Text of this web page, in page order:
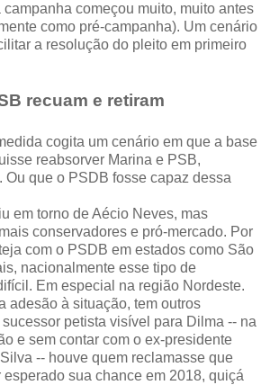
começou muito, muito antes
como pré-campanha). Um cenário
a resolução do pleito em primeiro
recuam e retiram
cogita um cenário em que a base
reabsorver Marina e PSB,
Ou que o PSDB fosse capaz dessa
em torno de Aécio Neves, mas
conservadores e pró-mercado. Por
com o PSDB em estados como São
nacionalmente esse tipo de
Em especial na região Nordeste.
adesão à situação, tem outros
petista visível para Dilma -- na
e sem contar com o ex-presidente
-- houve quem reclamasse que
sua chance em 2018, quiçá